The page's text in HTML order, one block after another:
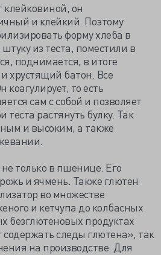
он
и клейкий. Поэтому
форму хлеба в
из теста, поместили в
поднимается, в итоге
хрустящий батон. Все
то есть
сам с собой и позволяет
теста растянуть булку. Так
и высоким, а также
только в пшенице. Его
и ячмень. Также глютен
во множестве
и кетчупа до колбасных
безглютеновых продуктах
следы глютена», так
на производстве. Для